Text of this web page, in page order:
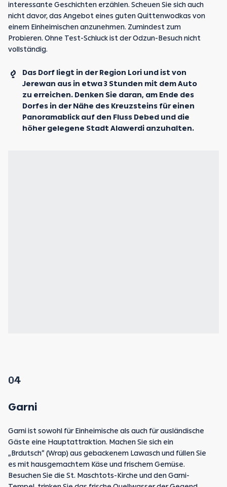
interessante Geschichten erzählen. Scheuen Sie sich auch
nicht davor, das Angebot eines guten Quittenwodkas von
einem Einheimischen anzunehmen. Zumindest zum
Probieren. Ohne Test-Schluck ist der Odzun-Besuch nicht
vollständig.
Das Dorf liegt in der Region Lori und ist von
Jerewan aus in etwa 3 Stunden mit dem Auto
zu erreichen. Denken Sie daran, am Ende des
Dorfes in der Nähe des Kreuzsteins für einen
Panoramablick auf den Fluss Debed und die
höher gelegene Stadt Alawerdi anzuhalten.
04
Garni
Garni ist sowohl für Einheimische als auch für ausländische
Gäste eine Hauptattraktion. Machen Sie sich ein
„Brdutsch“ (Wrap) aus gebackenem Lawasch und füllen Sie
es mit hausgemachtem Käse und frischem Gemüse.
Besuchen Sie die St. Maschtots-Kirche und den Garni-